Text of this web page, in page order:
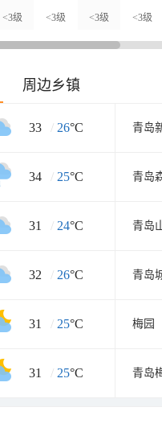
<3级 <3级 <3级 <3级
周边乡镇
33 / 26°C 青岛
34 / 25°C
31 / 24°C 青岛
32 / 26°C 青岛
31 / 25°C 梅园
31 / 25°C 青岛